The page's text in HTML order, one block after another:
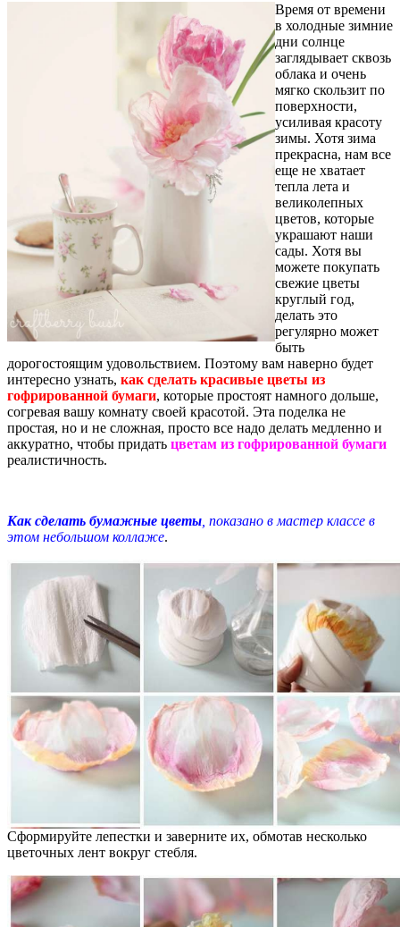
Время от времени
в холодные зимние
дни солнце
заглядывает сквозь
облака и очень
мягко скользит по
поверхности,
усиливая красоту
зимы. Хотя зима
прекрасна, нам все
еще не хватает
тепла лета и
великолепных
цветов, которые
украшают наши
сады. Хотя вы
можете покупать
свежие цветы
круглый год,
делать это
регулярно может
быть
дорогостоящим удовольствием. Поэтому вам наверно будет
интересно узнать, как сделать красивые цветы из
гофрированной бумаги, которые простоят намного дольше,
согревая вашу комнату своей красотой. Эта поделка не
простая, но и не сложная, просто все надо делать медленно и
аккуратно, чтобы придать цветам из гофрированной бумаги
реалистичность.
Как сделать бумажные цветы , показано в мастер классе в
этом небольшом коллаже.
Сформируйте лепестки и заверните их, обмотав несколько
цветочных лент вокруг стебля.